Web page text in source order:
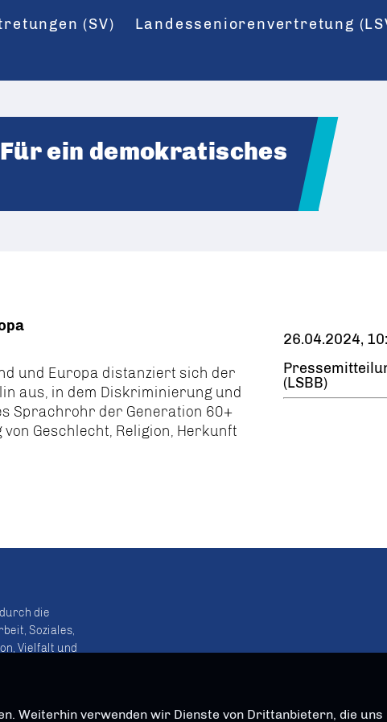
(SV) Landesseniorenvertretung
Für ein demokratisches
und Europa distanziert sich der
aus, in dem Diskriminierung und
Sprachrohr der Generation 60+
Geschlecht, Religion, Herkunft
26.04.2024,
(LSBB)
die
Soziales,
Vielfalt und
Weiterhin verwenden wir Dienste von Drittanbietern, die